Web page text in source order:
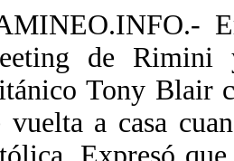
de
Tony Blair
vuelta a casa